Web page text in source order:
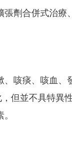
劑合併式治療
咳痰、咳血
但並不具特異